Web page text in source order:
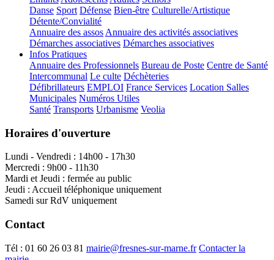
Danse Sport Défense Bien-être Culturelle/Artistique
Détente/Convialité
Annuaire des assos Annuaire des activités associatives
Démarches associatives Démarches associatives
Infos Pratiques
Annuaire des Professionnels Bureau de Poste Centre de Santé
Intercommunal Le culte Déchèteries
Défibrillateurs EMPLOI France Services Location Salles
Municipales Numéros Utiles
Santé Transports Urbanisme Veolia
Horaires d'ouverture
Lundi - Vendredi : 14h00 - 17h30
Mercredi : 9h00 - 11h30
Mardi et Jeudi : fermée au public
Jeudi : Accueil téléphonique uniquement
Samedi sur RdV uniquement
Contact
Tél : 01 60 26 03 81 mairie@fresnes-sur-marne.fr Contacter la